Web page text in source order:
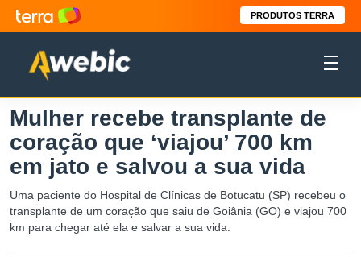
PRODUTOS TERRA
Mulher recebe transplante de
coração que ‘viajou’ 700 km
em jato e salvou a sua vida
Uma paciente do Hospital de Clínicas de Botucatu (SP) recebeu o
transplante de um coração que saiu de Goiânia (GO) e viajou 700
km para chegar até ela e salvar a sua vida.